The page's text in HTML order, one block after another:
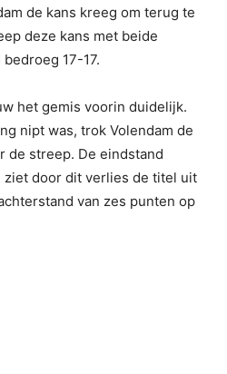
de kans kreeg om terug te
deze kans met beide
17-17.
het gemis voorin duidelijk.
nipt was, trok Volendam de
streep. De eindstand
ziet door dit verlies de titel uit
van zes punten op